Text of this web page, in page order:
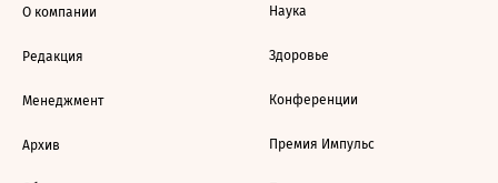
О компании
Редакция
Менеджмент
Архив
Наука
Здоровье
Конференции
Премия Импульс